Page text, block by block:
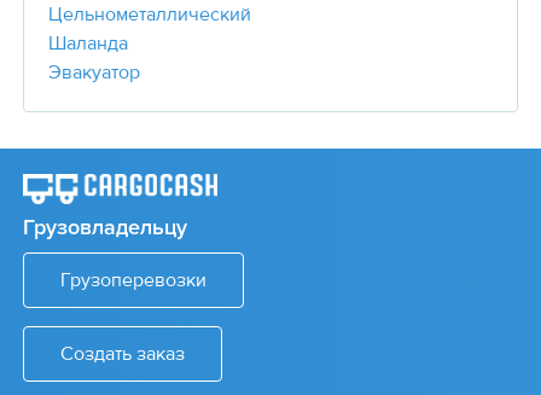
Цельнометаллический
Шаланда
Эвакуатор
Грузовладельцу
Грузоперевозки
Создать заказ